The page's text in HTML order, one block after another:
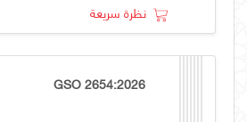
نظرة سريعة
GSO 2654:2026